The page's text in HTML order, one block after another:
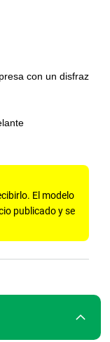
con un disfraz
El modelo
publicado y se